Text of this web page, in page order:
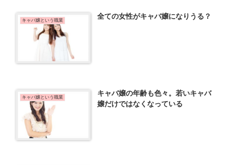
キャバ嬢という職業 全ての女性がキャバ嬢になりうる？
キャバ嬢という職業
キャバ嬢の年齢も色々。若いキャバ
嬢だけではなくなっている